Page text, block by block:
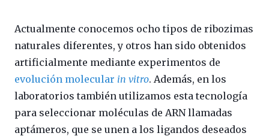
Actualmente conocemos ocho tipos de ribozimas
naturales diferentes, y otros han sido obtenidos
artificialmente mediante experimentos de
evolución molecular in vitro. Además, en los
laboratorios también utilizamos esta tecnología
para seleccionar moléculas de ARN llamadas
aptámeros, que se unen a los ligandos deseados